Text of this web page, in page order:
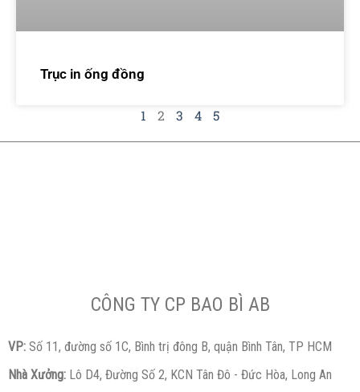
Trục in ống đồng
1 2 3 4 5
CÔNG TY CP BAO BÌ AB
VP: Số 11, đường số 1C, Bình trị đông B, quận Bình Tân, TP HCM
Nhà Xưởng: Lô D4, Đường Số 2, KCN Tân Đô - Đức Hòa, Long An